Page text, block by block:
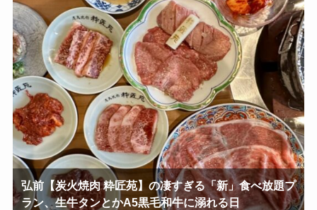
弘前【炭火焼肉 粋匠苑】の凄すぎる「新」食べ放題プ
ラン、生牛タンとかA5黒毛和牛に溺れる日